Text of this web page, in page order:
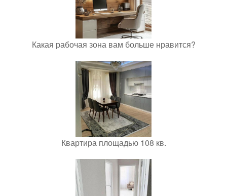
Какая рабочая зона вам больше нравится?
Квартира площадью 108 кв.